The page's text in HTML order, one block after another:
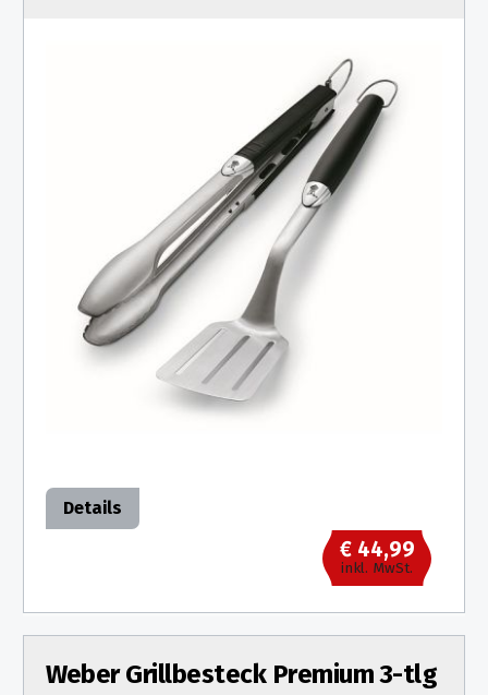
Details
€ 44,99
inkl. MwSt.
Weber Grillbesteck Premium 3-tlg